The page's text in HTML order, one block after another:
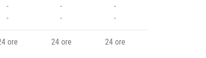
-
-
-
-
-
-
ore 24 ore 24 ore